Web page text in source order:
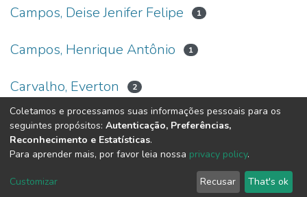
Campos, Deise Jenifer Felipe 1
Campos, Henrique Antônio 1
Carvalho, Everton 2
« 1(current)
2 3 4 5 »
DSpace software copyright © 2002-2026 LYRASIS
Send Feedback
Coletamos e processamos suas informações pessoais para os
seguintes propósitos: Autenticação, Preferências,
Reconhecimento e Estatísticas.
Para aprender mais, por favor leia nossa privacy policy.
Customizar Recusar That's ok